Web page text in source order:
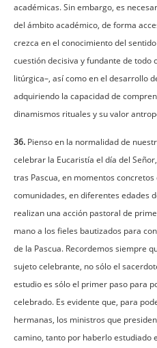
académicas. Sin embargo, es
del ámbito académico, de forma
crezca en el conocimiento del
cuestión decisiva y fundante de todo
litúrgica–, así como en el desarrollo
adquiriendo la capacidad de
dinamismos rituales y su valor
36. Pienso en la normalidad de
celebrar la Eucaristía el día del
tras Pascua, en momentos
comunidades, en diferentes edades
realizan una acción pastoral de
mano a los fieles bautizados para
de la Pascua. Recordemos siempre
sujeto celebrante, no sólo el
estudio es sólo el primer paso para
celebrado. Es evidente que, para
hermanas, los ministros que
camino, tanto por haberlo estudiado